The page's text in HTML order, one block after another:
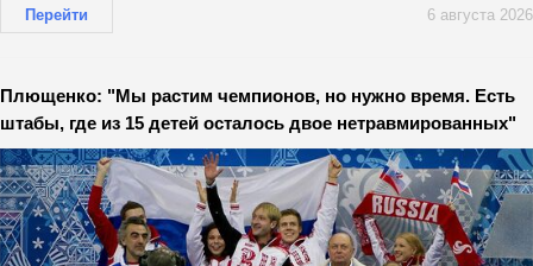
Перейти 6 августа 2026
Плющенко: "Мы растим чемпионов, но нужно время. Есть
штабы, где из 15 детей осталось двое нетравмированных"